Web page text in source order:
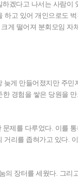
겠다고 나서는 사람이
고 있어 개인으로도 벅
게 떨어져 분회모임 자
게 만들어졌지만 주민
경험을 쌓은 당원을
제를 다루었다. 이를
리를 좁혀가고 있다.
의 장터를 세웠다. 그리